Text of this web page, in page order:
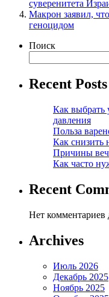
суверенитета
Макрон заявил,
геноцидом
Поиск
Recent Posts
Как выбрать
давления
Польза
Как снизить
Причины
Как часто
Recent
Нет комментариев
Archives
Июль 2026
Декабрь 2025
Ноябрь 2025